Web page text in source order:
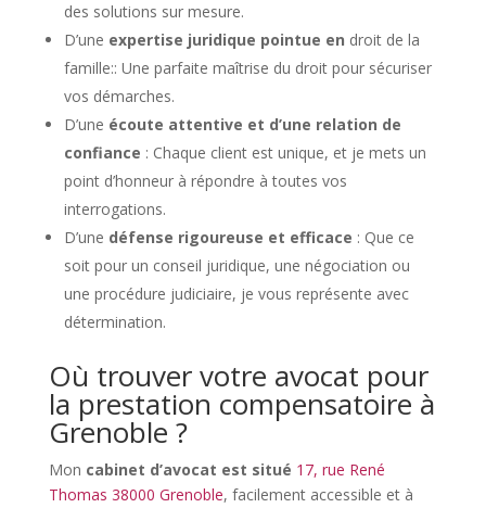
des solutions sur mesure.
D’une expertise juridique pointue en droit de la
famille:: Une parfaite maîtrise du droit pour sécuriser
vos démarches.
D’une écoute attentive et d’une relation de
confiance : Chaque client est unique, et je mets un
point d’honneur à répondre à toutes vos
interrogations.
D’une défense rigoureuse et efficace : Que ce
soit pour un conseil juridique, une négociation ou
une procédure judiciaire, je vous représente avec
détermination.
Où trouver votre avocat pour
la prestation compensatoire à
Grenoble ?
Mon cabinet d’avocat est situé 17, rue René
Thomas 38000 Grenoble, facilement accessible et à